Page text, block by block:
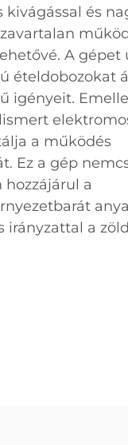
és
A gépet
ételdobozokat
igényeit.
a működés
Ez a gép
a
irányzattal a